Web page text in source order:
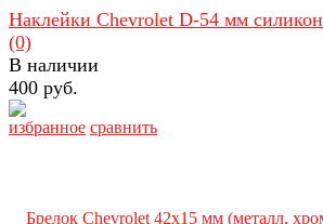
избранное сравнить
Наклейки Chevrolet D-54 мм силикон
(0)
В наличии
400 руб.